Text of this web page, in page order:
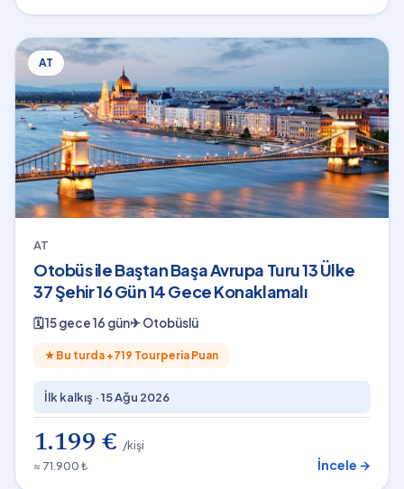
AT
AT
Otobüs ile Baştan Başa Avrupa Turu 13 Ülke
37 Şehir 16 Gün 14 Gece Konaklamalı
🗓15 gece 16 gün✈Otobüslü
★ Bu turda +719 Tourperia Puan
İlk kalkış ·15 Ağu 2026
1.199 € /kişi
≈ 71.900 ₺
İncele →